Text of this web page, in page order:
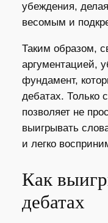
убеждения,
весомым и
Таким образом,
аргументацией,
фундамент,
дебатах. Только
позволяет не
выигрывать
и легко
Как
дебатах